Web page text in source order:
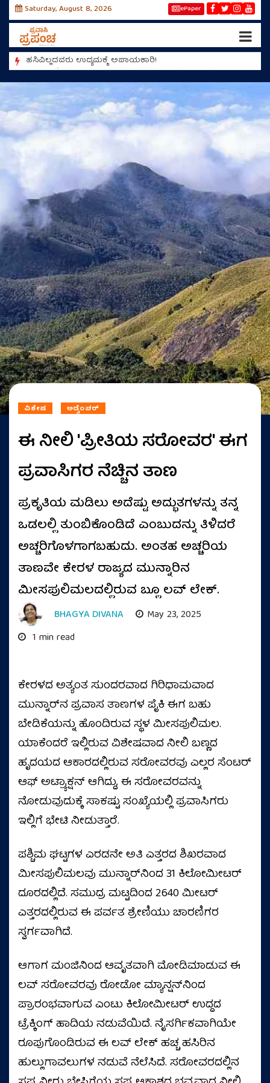
Saturday, August 8, 2026 ePaper
ಹಸಿವಿಲ್ಲದವರು ಉದ್ಯಮಕ್ಕೆ ಅಪಾಯಕಾರಿ!
ವಿಶೇಷ ಅಡ್ವೆಂಚರ್
ಈ ನೀಲಿ 'ಪ್ರೀತಿಯ ಸರೋವರ' ಈಗ
ಪ್ರವಾಸಿಗರ ನೆಚ್ಚಿನ ತಾಣ
ಪ್ರಕೃತಿಯ ಮಡಿಲು ಅದೆಷ್ಟು ಅದ್ಭುತಗಳನ್ನು ತನ್ನ
ಒಡಲಲ್ಲಿ ತುಂಬಿಕೊಂಡಿದೆ ಎಂಬುದನ್ನು ತಿಳಿದರೆ
ಅಚ್ಚರಿಗೊಳಗಾಗಬಹುದು. ಅಂತಹ ಅಚ್ಚರಿಯ
ತಾಣವೇ ಕೇರಳ ರಾಜ್ಯದ ಮುನ್ನಾರಿನ
ಮೀಸಪುಲಿಮಲದಲ್ಲಿರುವ ಬ್ಲೂ ಲವ್ ಲೇಕ್.
BHAGYA DIVANA
May 23, 2025
1 min read
ಕೇರಳದ ಅತ್ಯಂತ ಸುಂದರವಾದ ಗಿರಿಧಾಮವಾದ
ಮುನ್ನಾರ್‌ನ ಪ್ರವಾಸ ತಾಣಗಳ ಪೈಕಿ ಈಗ ಬಹು
ಬೇಡಿಕೆಯನ್ನು ಹೊಂದಿರುವ ಸ್ಥಳ ಮೀಸಪುಲಿಮಲ.
ಯಾಕೆಂದರೆ ಇಲ್ಲಿರುವ ವಿಶೇಷವಾದ ನೀಲಿ ಬಣ್ಣದ
ಹೃದಯದ ಆಕಾರದಲ್ಲಿರುವ ಸರೋವರವು ಎಲ್ಲರ ಸೆಂಟರ್‌
ಆಫ್‌ ಅಟ್ರ್ಯಾಕ್ಷನ್‌ ಆಗಿದ್ದು, ಈ ಸರೋವರವನ್ನು
ನೋಡುವುದುಕ್ಕೆ ಸಾಕಷ್ಟು ಸಂಖ್ಯೆಯಲ್ಲಿ ಪ್ರವಾಸಿಗರು
ಇಲ್ಲಿಗೆ ಭೇಟಿ ನೀಡುತ್ತಾರೆ.
ಪಶ್ಚಿಮ ಘಟ್ಟಗಳ ಎರಡನೇ ಅತಿ ಎತ್ತರದ ಶಿಖರವಾದ
ಮೀಸಪುಲಿಮಲವು ಮುನ್ನಾರ್‌ನಿಂದ 31 ಕಿಲೋಮೀಟರ್
ದೂರದಲ್ಲಿದೆ. ಸಮುದ್ರ ಮಟ್ಟದಿಂದ 2640 ಮೀಟರ್
ಎತ್ತರದಲ್ಲಿರುವ ಈ ಪರ್ವತ ಶ್ರೇಣಿಯು ಚಾರಣಿಗರ
ಸ್ವರ್ಗವಾಗಿದೆ.
ಆಗಾಗ ಮಂಜಿನಿಂದ ಆವೃತವಾಗಿ ಮೋಡಿಮಾಡುವ ಈ
ಲವ್ ಸರೋವರವು ರೋಡೋ ಮ್ಯಾನ್ಷನ್‌ನಿಂದ
ಪ್ರಾರಂಭವಾಗುವ ಎಂಟು ಕಿಲೋಮೀಟರ್ ಉದ್ದದ
ಟ್ರೆಕ್ಕಿಂಗ್ ಹಾದಿಯ ನಡುವೆಯಿದೆ. ನೈಸರ್ಗಿಕವಾಗಿಯೇ
ರೂಪುಗೊಂಡಿರುವ ಈ ಲವ್ ಲೇಕ್ ಹಚ್ಚ ಹಸಿರಿನ
ಹುಲ್ಲುಗಾವಲುಗಳ ನಡುವೆ ನೆಲೆಸಿದೆ. ಸರೋವರದಲ್ಲಿನ